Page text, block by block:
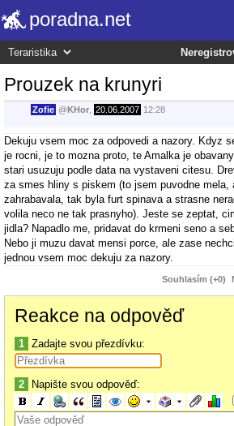
poradna.net
Prouzek na krunyri
Zofie @KHor 20.06.2007 12:28
Dekuju vsem moc za odpovedi a nazory. Kdyz
je rocni, je to mozna proto, te Amalka je
stari usuzuju podle data na vystaveni citesu.
za smes hliny s piskem (to jsem puvodne mela,
zahrabavala, tak byla furt spinava a strasne
volila neco ne tak prasnyho). Jeste se zeptat,
jidla? Napadlo me, pridavat do krmeni seno a
Nebo ji muzu davat mensi porce, ale zase
jednou vsem moc dekuju za nazory.
Souhlasím (+0)
Reakce na odpověď
1 Zadajte svou přezdívku:
2 Napište svou odpověď: